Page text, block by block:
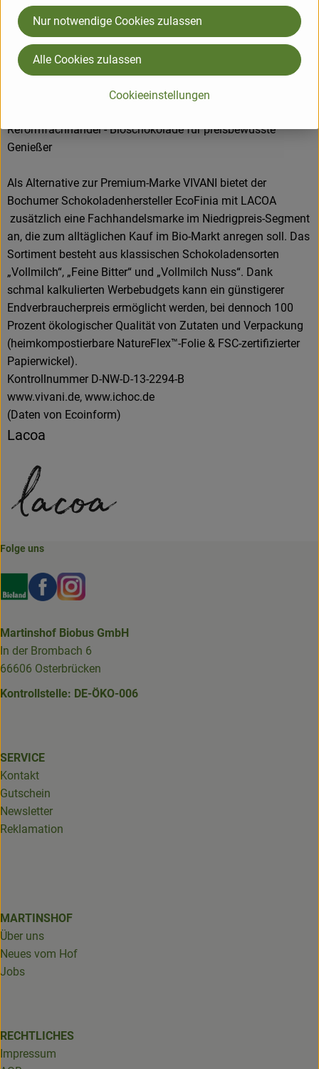
EcoFinia GmbH
Reformfachhandel - Bioschokolade für preisbewusste
Genießer
Als Alternative zur Premium-Marke VIVANI bietet der
Bochumer Schokoladenhersteller EcoFinia mit LACOA
zusätzlich eine Fachhandelsmarke im Niedrigpreis-Segment
an, die zum alltäglichen Kauf im Bio-Markt anregen soll. Das
Sortiment besteht aus klassischen Schokoladensorten
„Vollmilch“, „Feine Bitter“ und „Vollmilch Nuss“. Dank
schmal kalkulierten Werbebudgets kann ein günstigerer
Endverbraucherpreis ermöglicht werden, bei dennoch 100
Prozent ökologischer Qualität von Zutaten und Verpackung
(heimkompostierbare NatureFlex™-Folie & FSC-zertifizierter
Papierwickel).
Kontrollnummer D-NW-D-13-2294-B
www.vivani.de, www.ichoc.de
(Daten von Ecoinform)
Lacoa
Folge uns
Externer Link zu https://www.bioland.de/verbraucher
Externer Link zu https://www.facebook.com/
Externer Link zu https://www.instagram.com/
Martinshof Biobus GmbH
In der Brombach 6
66606 Osterbrücken
Kontrollstelle: DE-ÖKO-006
SERVICE
Kontakt
Gutschein
Newsletter
Reklamation
MARTINSHOF
Über uns
Neues vom Hof
Jobs
RECHTLICHES
Impressum
Cookieeinstellungen
Nur notwendige Cookies zulassen
Alle Cookies zulassen